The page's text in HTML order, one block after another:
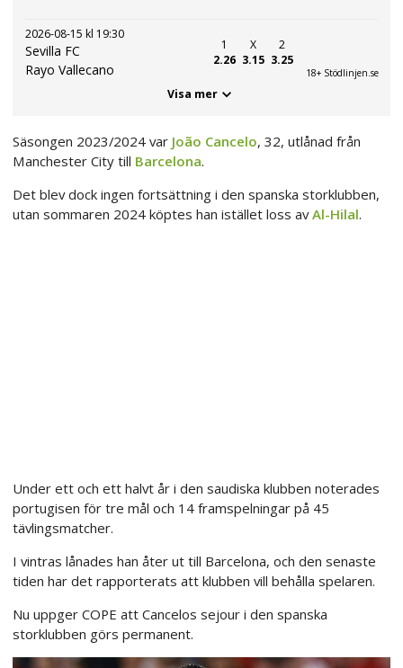
2026-08-15 kl 19:30
Sevilla FC
Rayo Vallecano
1
2.26
X
3.15
2
3.25
18+ Stödlinjen.se
Visa mer
Säsongen 2023/2024 var João Cancelo, 32, utlånad från
Manchester City till Barcelona.
Det blev dock ingen fortsättning i den spanska storklubben,
utan sommaren 2024 köptes han istället loss avAl-Hilal.
Under ett och ett halvt år i den saudiska klubben noterades
portugisen för tre mål och 14 framspelningar på 45
tävlingsmatcher.
I vintras lånades han åter ut till Barcelona, och den senaste
tiden har det rapporterats att klubben vill behålla spelaren.
Nu uppger COPE att Cancelos sejour i den spanska
storklubben görs permanent.